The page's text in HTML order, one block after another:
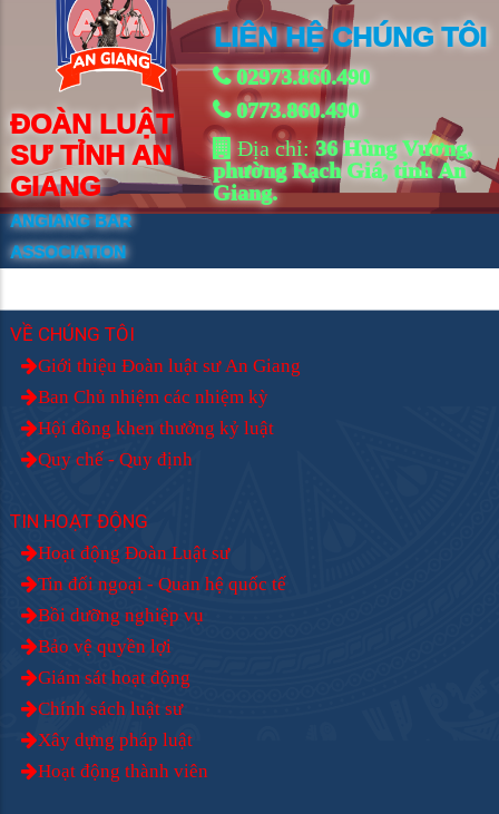
ĐOÀN LUẬT
SƯ TỈNH AN
GIANG
ANGIANG BAR
ASSOCIATION
LIÊN HỆ CHÚNG TÔI
02973.860.490
0773.860.490
Địa chỉ: 36 Hùng Vương,
phường Rạch Giá, tỉnh An
Giang.
VỀ CHÚNG TÔI
Giới thiệu Đoàn luật sư An Giang
Ban Chủ nhiệm các nhiệm kỳ
Hội đồng khen thưởng kỷ luật
Quy chế - Quy định
TIN HOẠT ĐỘNG
Hoạt động Đoàn Luật sư
Tin đối ngoại - Quan hệ quốc tế
Bồi dưỡng nghiệp vụ
Bảo vệ quyền lợi
Giám sát hoạt động
Chính sách luật sư
Xây dựng pháp luật
Hoạt động thành viên